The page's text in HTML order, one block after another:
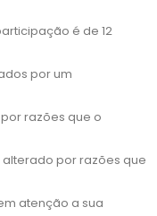
é de 12
por um
razões que o
por razões que
atenção a sua